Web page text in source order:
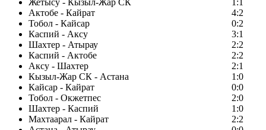
Жетысу - Кызыл-Жар СК
1:1
Актобе - Кайрат
4:2
Тобол - Кайсар
0:2
Каспий - Аксу
3:1
Шахтер - Атырау
2:2
Каспий - Актобе
2:2
Аксу - Шахтер
2:1
Кызыл-Жар СК - Астана
1:0
Кайсар - Кайрат
0:0
Тобол - Окжетпес
2:0
Шахтер - Каспий
1:0
Махтаарал - Кайрат
2:2